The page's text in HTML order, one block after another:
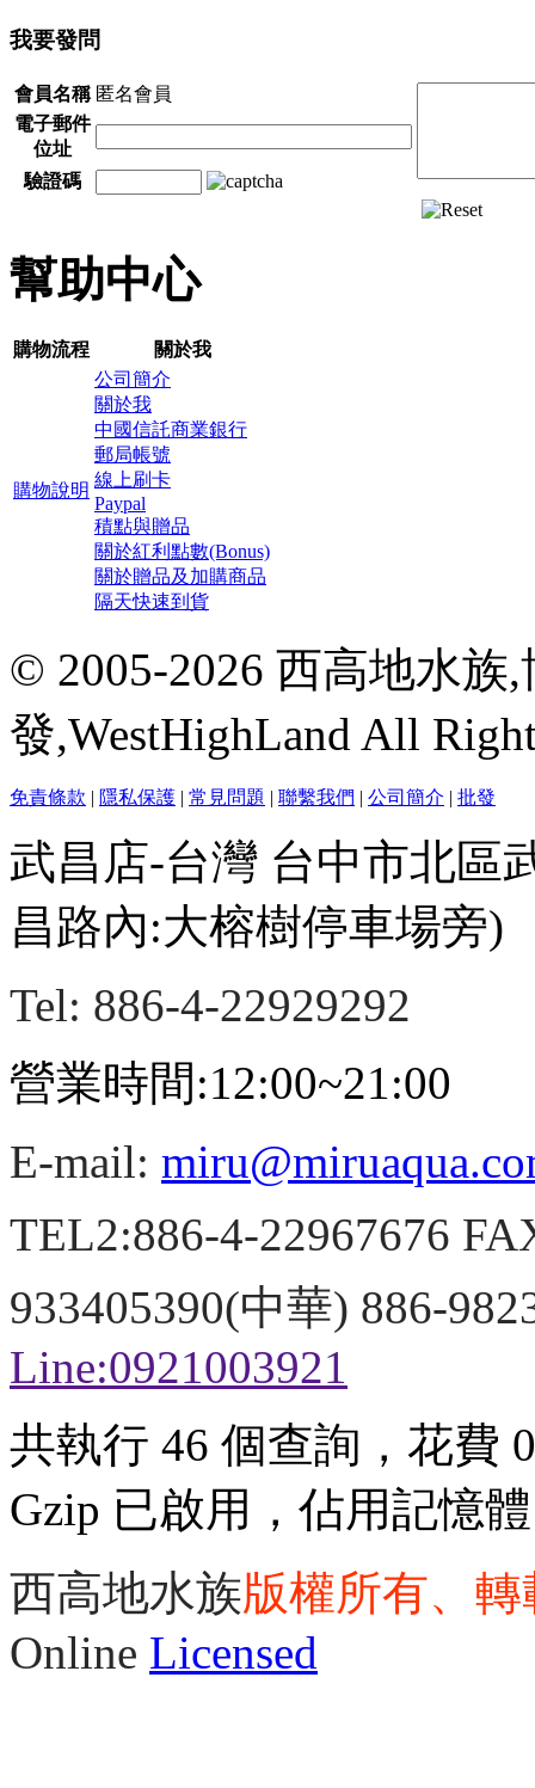
我要發問
會員名稱 匿名會員
電子郵件
位址
驗證碼
幫助中心
購物流程 關於我
購物說明
公司簡介
關於我
中國信託商業銀行
郵局帳號
線上刷卡
Paypal
積點與贈品
關於紅利點數(Bonus)
關於贈品及加購商品
隔天快速到貨
© 2005-2026 西高地水族
發,WestHighLand All
免責條款 隱私保護 常見問題 聯繫我們 公司簡介 批發
武昌店-台灣 台中市北區
昌路內:大榕樹停車場旁)
Tel: 886-4-22929292
營業時間:12:00~21:00
E-mail:
TEL2:886-4-22967676
933405390(中華) 886-
Line:0921003921
共執行 46 個查詢，花費
Gzip 已啟用，佔用記憶
西高地水族版權所有、
Online Licensed